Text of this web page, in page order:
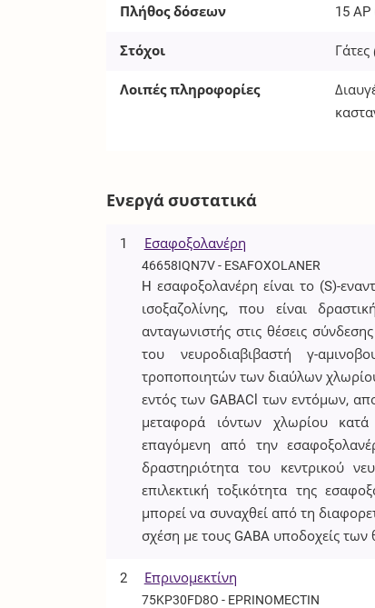
Πλήθος δόσεων 15AP
Στόχοι Γάτες
Λοιπές πληροφορίες
Ενεργά συστατικά
1 Εσαφοξολανέρη
46658IQN7V - ESAFOXOLANER
H εσαφοξολανέρη είναι το (S)-
ισοξαζολίνης, που είναι
ανταγωνιστής στις θέσεις
του νευροδιαβιβαστή γ-
τροποποιητών των διαύλων
εντός των GABACl των εντόμων,
μεταφορά ιόντων χλωρίου
επαγόμενη από την
δραστηριότητα του κεντρικού
επιλεκτική τοξικότητα της
μπορεί να συναχθεί από τη
σχέση με τους GABA υποδοχείς των
2 Επρινομεκτίνη
75KP30FD8O - EPRINOMECTIN